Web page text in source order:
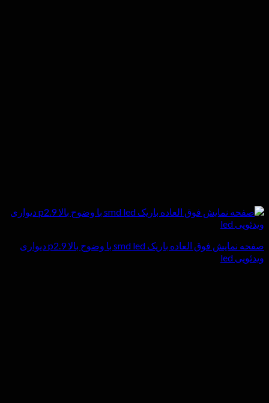
صفحه نمایش فوق العاده باریک smd led با وضوح بالا p2.9 دیواری
ویدئویی led